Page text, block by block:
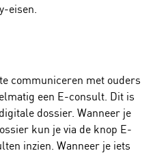
eisen.
communiceren met ouders
een E-consult. Dit is
dossier. Wanneer je
kun je via de knop E-
inzien. Wanneer je iets